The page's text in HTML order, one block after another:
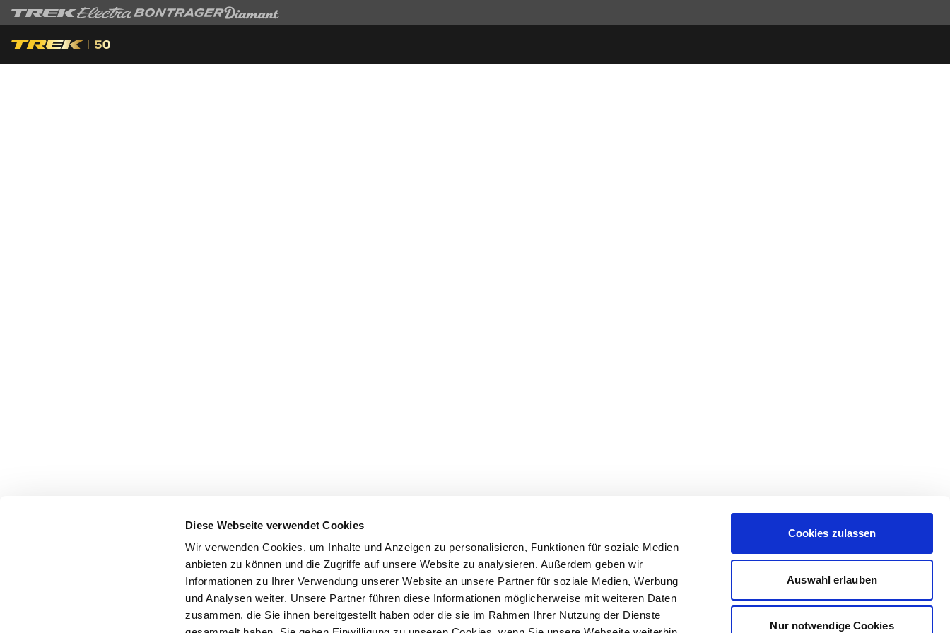
Diese Webseite verwendet Cookies
Wir verwenden Cookies, um Inhalte und Anzeigen zu personalisieren, Funktionen für soziale Medien
anbieten zu können und die Zugriffe auf unsere Website zu analysieren. Außerdem geben wir
Informationen zu Ihrer Verwendung unserer Website an unsere Partner für soziale Medien, Werbung
und Analysen weiter. Unsere Partner führen diese Informationen möglicherweise mit weiteren Daten
zusammen, die Sie ihnen bereitgestellt haben oder die sie im Rahmen Ihrer Nutzung der Dienste
Cookies zulassen
Auswahl erlauben
Nur notwendige Cookies